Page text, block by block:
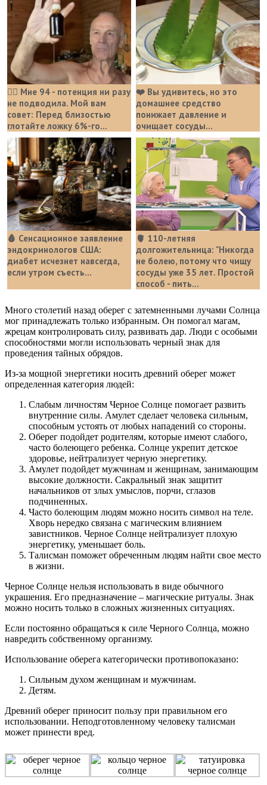
❤️‍🔥 Мне 94 - потенция ни разу
не подводила. Мой вам
совет: Перед близостью
глотайте ложку 6%-го...
❤️ Вы удивитесь, но это
домашнее средство
понижает давление и
очищает сосуды...
🩸 Сенсационное заявление
эндокринологов США:
диабет исчезнет навсегда,
если утром съесть...
🫀 110-летняя
долгожительница: "Никогда
не болею, потому что чищу
сосуды уже 35 лет. Простой
способ - пить...
Много столетий назад оберег с затемненными лучами Солнца
мог принадлежать только избранным. Он помогал магам,
жрецам контролировать силу, развивать дар. Люди с особыми
способностями могли использовать черный знак для
проведения тайных обрядов.
Из-за мощной энергетики носить древний оберег может
определенная категория людей:
Слабым личностям Черное Солнце помогает развить
внутренние силы. Амулет сделает человека сильным,
способным устоять от любых нападений со стороны.
Оберег подойдет родителям, которые имеют слабого,
часто болеющего ребенка. Солнце укрепит детское
здоровье, нейтрализует черную энергетику.
Амулет подойдет мужчинам и женщинам, занимающим
высокие должности. Сакральный знак защитит
начальников от злых умыслов, порчи, сглазов
подчиненных.
Часто болеющим людям можно носить символ на теле.
Хворь нередко связана с магическим влиянием
завистников. Черное Солнце нейтрализует плохую
энергетику, уменьшает боль.
Талисман поможет обреченным людям найти свое место
в жизни.
Черное Солнце нельзя использовать в виде обычного
украшения. Его предназначение – магические ритуалы. Знак
можно носить только в сложных жизненных ситуациях.
Если постоянно обращаться к силе Черного Солнца, можно
навредить собственному организму.
Использование оберега категорически противопоказано:
Сильным духом женщинам и мужчинам.
Детям.
Древний оберег приносит пользу при правильном его
использовании. Неподготовленному человеку талисман
может принести вред.